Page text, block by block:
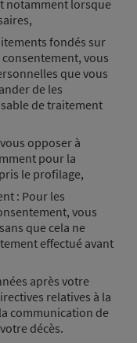
notamment lorsque
fondés sur
vous
que vous
de les
de traitement
opposer à
pour la
le profilage,
: Pour les
vous
que cela ne
effectué avant
après votre
relatives à la
communication de
décès.